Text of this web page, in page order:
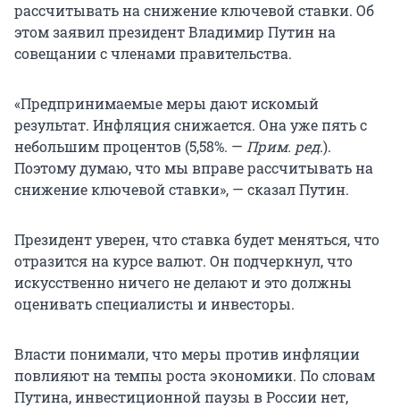
рассчитывать на снижение ключевой ставки. Об
этом заявил президент Владимир Путин на
совещании с членами правительства.
«Предпринимаемые меры дают искомый
результат. Инфляция снижается. Она уже пять с
небольшим процентов (5,58%. — Прим. ред.).
Поэтому думаю, что мы вправе рассчитывать на
снижение ключевой ставки», — сказал Путин.
Президент уверен, что ставка будет меняться, что
отразится на курсе валют. Он подчеркнул, что
искусственно ничего не делают и это должны
оценивать специалисты и инвесторы.
Власти понимали, что меры против инфляции
повлияют на темпы роста экономики. По словам
Путина, инвестиционной паузы в России нет,